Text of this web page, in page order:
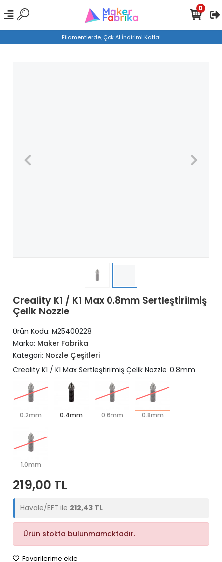
Filamentlerde, Çok Al İndirimi Katla!
0
Creality K1 / K1 Max 0.8mm Sertleştirilmiş
Çelik Nozzle
Ürün Kodu: M25400228
Marka: Maker Fabrika
Kategori: Nozzle Çeşitleri
Creality K1 / K1 Max Sertleştirilmiş Çelik Nozzle: 0.8mm
0.2mm 0.4mm 0.6mm 0.8mm
1.0mm
219,00 TL
Havale/EFT ile 212,43 TL
Ürün stokta bulunmamaktadır.
Favorilerime ekle